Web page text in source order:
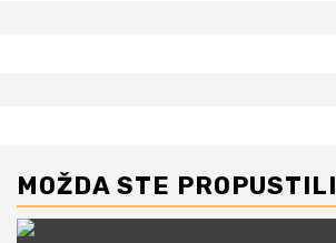
MOŽDA STE PROPUSTILI